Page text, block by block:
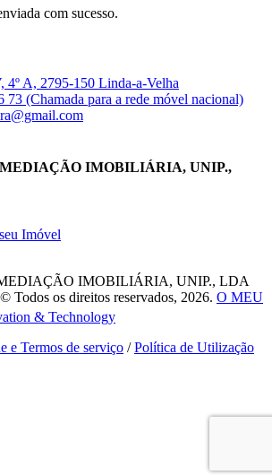
com sucesso.
4º A, 2795-150 Linda-a-Velha
73 (Chamada para a rede móvel nacional)
IMOBILIÁRIA, UNIP.,
Imóvel
IMOBILIÁRIA, UNIP., LDA
Todos os direitos reservados, 2026. O MEU
& Technology
e Termos de serviço /Política de Utilização